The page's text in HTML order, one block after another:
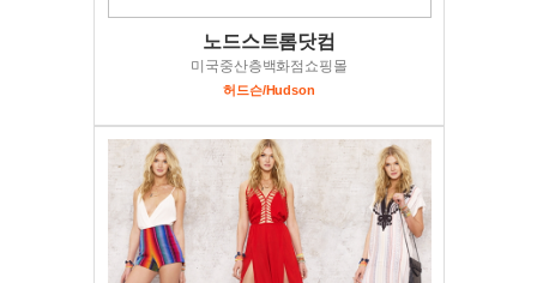
노드스트롬닷컴
미국중산층백화점쇼핑몰
허드슨/Hudson